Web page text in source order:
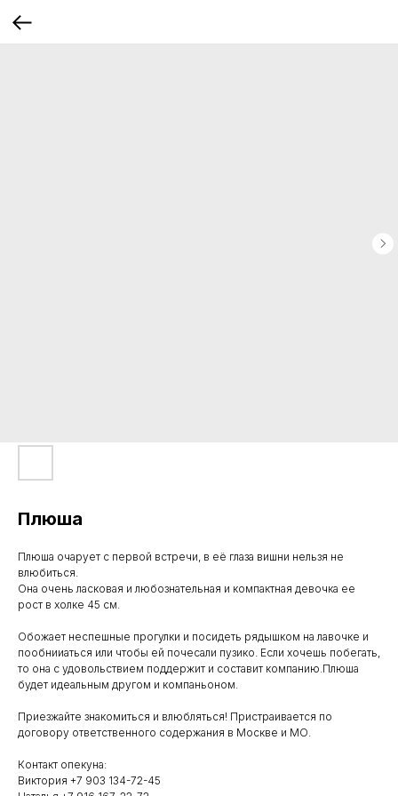
Плюша
Плюша очарует с первой встречи, в её глаза вишни нельзя не
влюбиться.
Она очень ласковая и любознательная и компактная девочка ее
рост в холке 45 см.
Обожает неспешные прогулки и посидеть рядышком на лавочке и
пообнииаться или чтобы ей почесали пузико. Если хочешь побегать,
то она с удовольствием поддержит и составит компанию.Плюша
будет идеальным другом и компаньоном.
Приезжайте знакомиться и влюбляться! Пристраивается по
договору ответственного содержания в Москве и МО.
Контакт опекуна:
Виктория +7 903 134-72-45